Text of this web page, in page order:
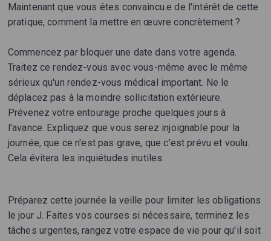
Maintenant que vous êtes convaincu.e de l'intérêt de cette
pratique, comment la mettre en œuvre concrètement ?
Commencez par bloquer une date dans votre agenda.
Traitez ce rendez-vous avec vous-même avec le même
sérieux qu'un rendez-vous médical important. Ne le
déplacez pas à la moindre sollicitation extérieure.
Prévenez votre entourage proche quelques jours à
l'avance. Expliquez que vous serez injoignable pour la
journée, que ce n'est pas grave, que c'est prévu et voulu.
Cela évitera les inquiétudes inutiles.
Préparez cette journée la veille pour limiter les obligations
le jour J. Faites vos courses si nécessaire, terminez les
tâches urgentes, rangez votre espace de vie pour qu'il soit